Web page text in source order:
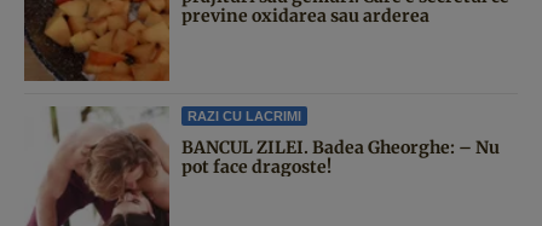
previne oxidarea sau arderea
RAZI CU LACRIMI
BANCUL ZILEI. Badea Gheorghe: – Nu
pot face dragoste!